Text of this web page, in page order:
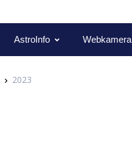
AstroInfo Webkamera
2023